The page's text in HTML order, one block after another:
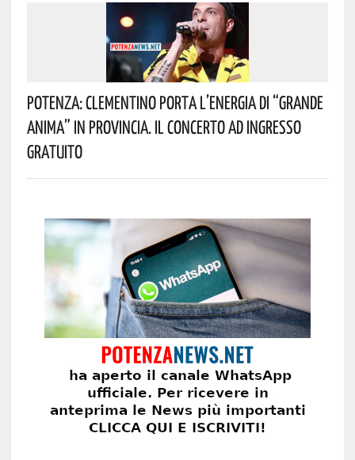
Potenza: Clementino Porta L’energia Di “Grande
Anima” In Provincia. Il Concerto Ad Ingresso
Gratuito